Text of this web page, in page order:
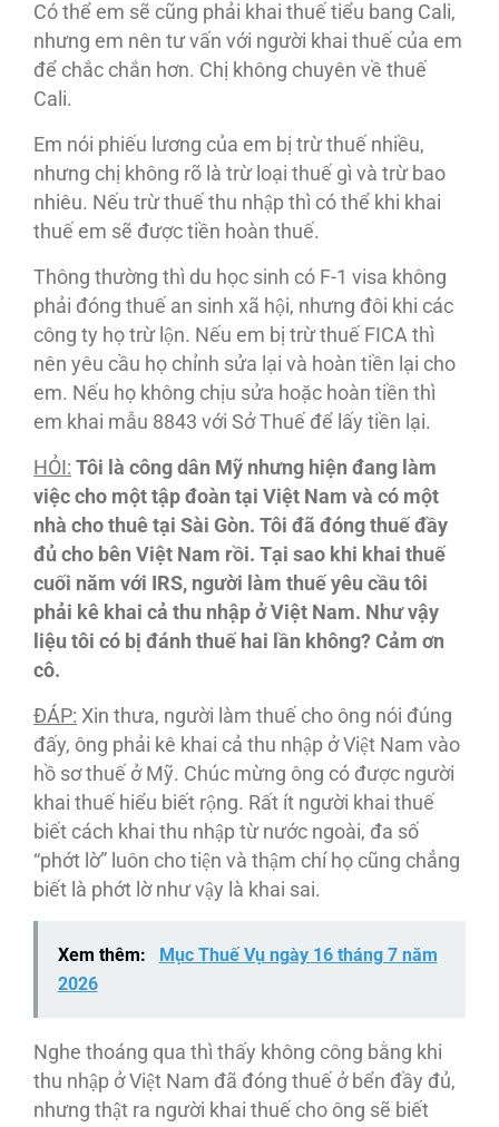
Có thể em sẽ cũng phải khai thuế tiểu bang Cali,
nhưng em nên tư vấn với người khai thuế của em
để chắc chắn hơn. Chị không chuyên về thuế
Cali.
Em nói phiếu lương của em bị trừ thuế nhiều,
nhưng chị không rõ là trừ loại thuế gì và trừ bao
nhiêu. Nếu trừ thuế thu nhập thì có thể khi khai
thuế em sẽ được tiền hoàn thuế.
Thông thường thì du học sinh có F-1 visa không
phải đóng thuế an sinh xã hội, nhưng đôi khi các
công ty họ trừ lộn. Nếu em bị trừ thuế FICA thì
nên yêu cầu họ chỉnh sửa lại và hoàn tiền lại cho
em. Nếu họ không chịu sửa hoặc hoàn tiền thì
em khai mẫu 8843 với Sở Thuế để lấy tiền lại.
HỎI: Tôi là công dân Mỹ nhưng hiện đang làm
việc cho một tập đoàn tại Việt Nam và có một
nhà cho thuê tại Sài Gòn. Tôi đã đóng thuế đầy
đủ cho bên Việt Nam rồi. Tại sao khi khai thuế
cuối năm với IRS, người làm thuế yêu cầu tôi
phải kê khai cả thu nhập ở Việt Nam. Như vậy
liệu tôi có bị đánh thuế hai lần không? Cảm ơn
cô.
ĐÁP: Xin thưa, người làm thuế cho ông nói đúng
đấy, ông phải kê khai cả thu nhập ở Việt Nam vào
hồ sơ thuế ở Mỹ. Chúc mừng ông có được người
khai thuế hiểu biết rộng. Rất ít người khai thuế
biết cách khai thu nhập từ nước ngoài, đa số
“phớt lờ” luôn cho tiện và thậm chí họ cũng chẳng
biết là phớt lờ như vậy là khai sai.
Xem thêm:
Mục Thuế Vụ ngày 16 tháng 7 năm
2026
Nghe thoáng qua thì thấy không công bằng khi
thu nhập ở Việt Nam đã đóng thuế ở bển đầy đủ,
nhưng thật ra người khai thuế cho ông sẽ biết